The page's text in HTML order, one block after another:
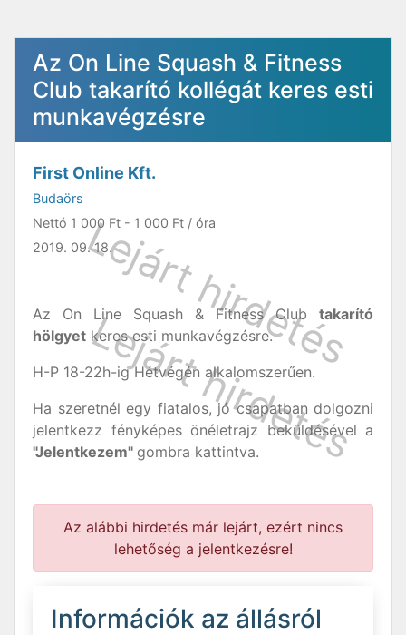
Az On Line Squash & Fitness
Club takarító kollégát keres esti
munkavégzésre
First Online Kft.
Budaörs
Nettó 1 000 Ft - 1 000 Ft / óra
2019. 09. 18.
Az On Line Squash & Fitness Club takarító
hölgyet keres esti munkavégzésre.
H-P 18-22h-ig Hétvégén alkalomszerűen.
Ha szeretnél egy fiatalos, jó csapatban dolgozni
jelentkezz fényképes önéletrajz beküldésével a
"Jelentkezem" gombra kattintva.
Az alábbi hirdetés már lejárt, ezért nincs
lehetőség a jelentkezésre!
Információk az állásról